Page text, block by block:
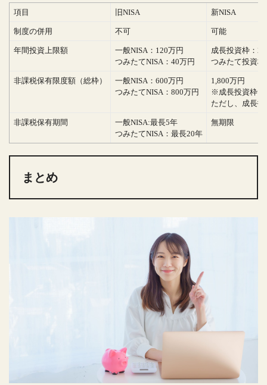
項目 旧NISA 新NISA
制度の併用 不可 可能
年間投資上限額
一般NISA：120万円
つみたてNISA：40万円
成長投資枠：
つみたて投資枠
非課税保有限度額（総枠）
一般NISA：600万円
つみたてNISA：800万円
1,800万円
※成長投資枠お
ただし、成長
非課税保有期間
一般NISA:最長5年
つみたてNISA：最長20年
無期限
まとめ